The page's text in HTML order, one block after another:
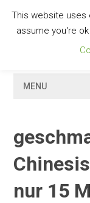
content
MENU
nur 15
This website uses
assume you're